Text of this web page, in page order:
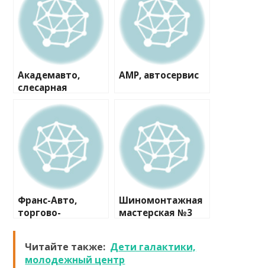
Академавто,
слесарная
АМР, автосервис
Франс-Авто,
торгово-
Шиномонтажная
мастерская №3
Читайте также: Дети галактики,
молодежный центр